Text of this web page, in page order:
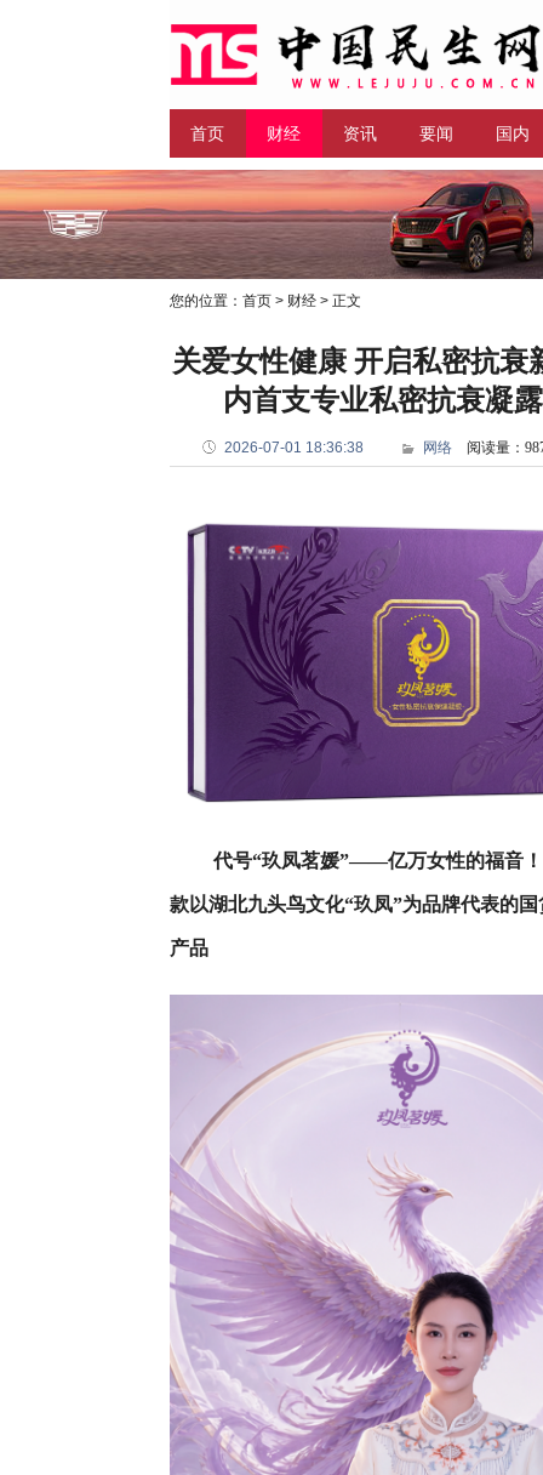
首页 财经 资讯 要闻 国内
科技
您的位置： 首页 > 财经 > 正文
关爱女性健康 开启私密抗衰
内首支专业私密抗衰凝
2026-07-01 18:36:38 网络 阅读量：
代号“玖凤茗媛”——亿万女性的福音
款以湖北九头鸟文化“玖凤”为品牌代表的
产品